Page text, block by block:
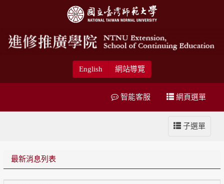
English 網站導覽
網頁選單
智能客服
子選單
最新消息列表